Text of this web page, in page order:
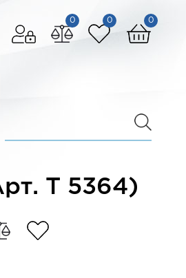
0
0
0
T 5364)